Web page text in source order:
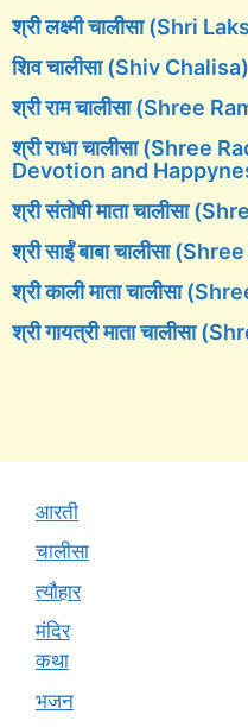
श्री लक्ष्मी चालीसा (Shri
शिव चालीसा (Shiv Chalisa)
श्री राम चालीसा (Shree
श्री राधा चालीसा (Shree
Devotion and
श्री संतोषी माता चालीसा
श्री साईं बाबा चालीसा
श्री काली माता चालीसा
श्री गायत्री माता चालीसा
आरती
चालीसा
त्यौहार
मंदिर
कथा
भजन